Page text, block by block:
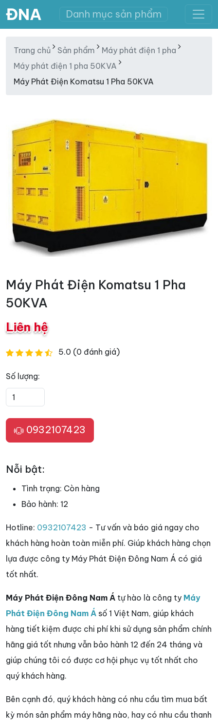
ĐNA Danh mục sản phẩm
Trang chủ Sản phẩm
Máy phát điện 1 pha
Máy phát điện 1 pha 50KVA
Máy Phát Điện Komatsu 1 Pha 50KVA
Máy Phát Điện Komatsu 1 Pha
50KVA
Liên hệ
5.0 (0 đánh giá)
Số lượng:
0932107423
Nỗi bật:
Tình trạng: Còn hàng
Bảo hành: 12
Hotline: 0932107423 - Tư vấn và báo giá ngay cho
khách hàng hoàn toàn miễn phí. Giúp khách hàng chọn
lựa được công ty Máy Phát Điện Đông Nam Á có giá
tốt nhất.
Máy Phát Điện Đông Nam Á tự hào là công ty Máy
Phát Điện Đông Nam Á số 1 Việt Nam, giúp khách
hàng tiết kiệm được chi phí khi sử dụng sản phẩm chính
hãng giá tốt nhưng vẫn bảo hành 12 đến 24 tháng và
giúp chúng tôi có được cơ hội phục vụ tốt nhất cho
quý khách hàng.
Bên cạnh đó, quý khách hàng có nhu cầu tìm mua bất
kỳ món sản phẩm máy hãng nào, hay có nhu cầu thanh